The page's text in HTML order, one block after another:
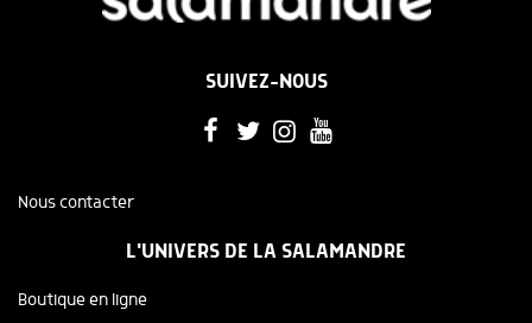
SUIVEZ-NOUS
Nous contacter
L'UNIVERS DE LA SALAMANDRE
Boutique en ligne